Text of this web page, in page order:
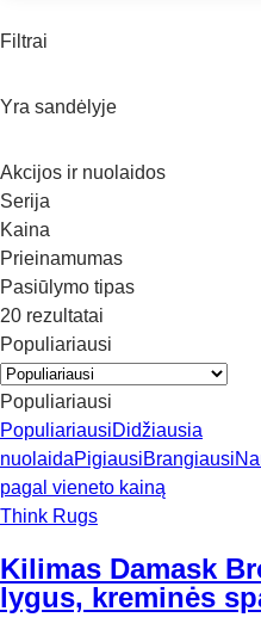
Filtrai
Yra sandėlyje
Akcijos ir nuolaidos
Serija
Kaina
Prieinamumas
Pasiūlymo tipas
20 rezultatai
Populiariausi
Populiariausi
PopuliariausiDidžiausia
nuolaidaPigiausiBrangiausi
pagal vieneto kainą
Think Rugs
Kilimas Damask
lygus, kreminės